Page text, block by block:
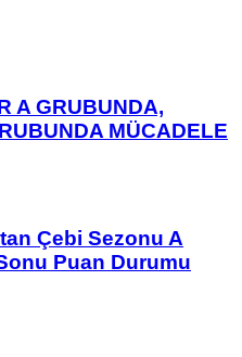
A GRUBUNDA,
MÜCADELE
Çebi Sezonu A
Puan Durumu